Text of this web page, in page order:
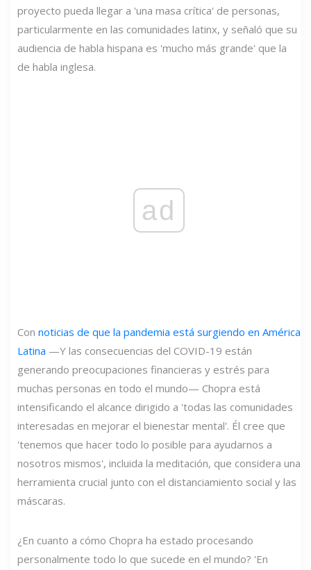
proyecto pueda llegar a 'una masa crítica' de personas,
particularmente en las comunidades latinx, y señaló que su
audiencia de habla hispana es 'mucho más grande' que la
de habla inglesa.
ad
Con noticias de que la pandemia está surgiendo en América
Latina —Y las consecuencias del COVID-19 están
generando preocupaciones financieras y estrés para
muchas personas en todo el mundo— Chopra está
intensificando el alcance dirigido a 'todas las comunidades
interesadas en mejorar el bienestar mental'. Él cree que
'tenemos que hacer todo lo posible para ayudarnos a
nosotros mismos', incluida la meditación, que considera una
herramienta crucial junto con el distanciamiento social y las
máscaras.
¿En cuanto a cómo Chopra ha estado procesando
personalmente todo lo que sucede en el mundo? 'En